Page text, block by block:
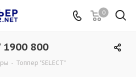
0
1900 800
- Топпер "SELECT"